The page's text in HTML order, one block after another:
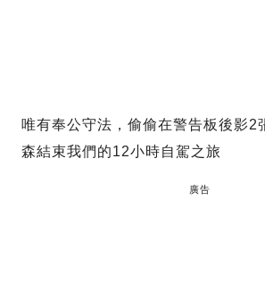
唯有奉公守法，偷偷在警告板後影2
森結束我們的12小時自駕之旅
廣告